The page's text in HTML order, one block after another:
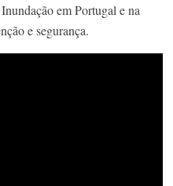
em Portugal e na
e segurança.